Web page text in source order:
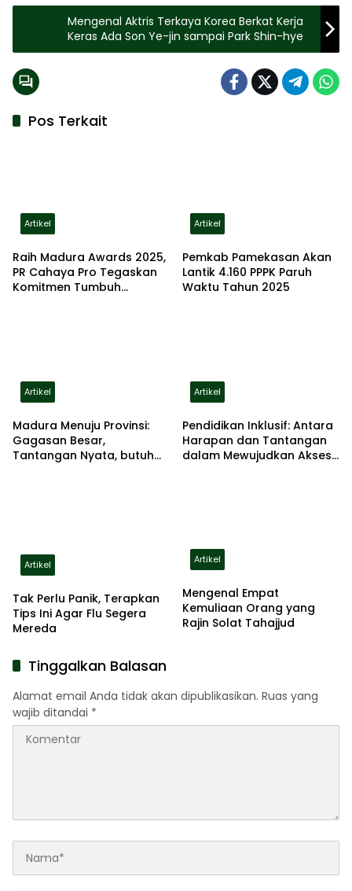
Mengenal Aktris Terkaya Korea Berkat Kerja
Keras Ada Son Ye-jin sampai Park Shin-hye
Pos Terkait
Artikel
Raih Madura Awards 2025,
PR Cahaya Pro Tegaskan
Komitmen Tumbuh
Artikel
Pemkab Pamekasan Akan
Lantik 4.160 PPPK Paruh
Waktu Tahun 2025
Artikel
Madura Menuju Provinsi:
Gagasan Besar,
Tantangan Nyata, butuh
Artikel
Pendidikan Inklusif: Antara
Harapan dan Tantangan
dalam Mewujudkan Akses
Artikel
Tak Perlu Panik, Terapkan
Tips Ini Agar Flu Segera
Mereda
Artikel
Mengenal Empat
Kemuliaan Orang yang
Rajin Solat Tahajjud
Tinggalkan Balasan
Alamat email Anda tidak akan dipublikasikan. Ruas yang
wajib ditandai *